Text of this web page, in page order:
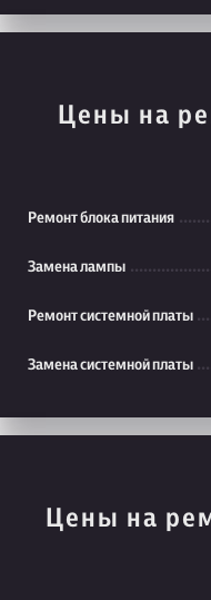
Цены на
Ремонт блока питания
Замена лампы
Ремонт системной платы
Замена системной платы
Цены на